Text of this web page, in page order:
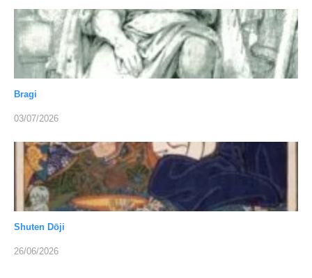
Bragi
03/07/2026
Shuten Dōji
26/06/2026